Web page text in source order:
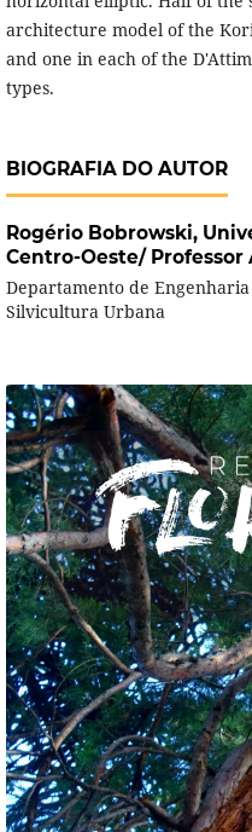
architecture model of the
and one in each of the
types.
BIOGRAFIA DO AUTOR
Rogério Bobrowski,
Centro-Oeste/
Departamento de
Silvicultura Urbana